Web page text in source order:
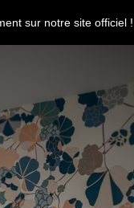
sur notre site officiel !